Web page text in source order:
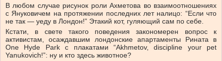
В любом случае рисунок роли Ахметова во взаимоотношениях
с Януковичем на протяжении последних лет налицо: “Если что
не так — уеду в Лондон!” Этакий кот, гуляющий сам по себе.
Кстати, в свете такого поведения закономерен вопрос к
активистам, осаждавшим лондонские апартаменты Рината в
One Hyde Park с плакатами “Akhmetov, discipline your pet
Yanukovich!”: ну и кто здесь животное?